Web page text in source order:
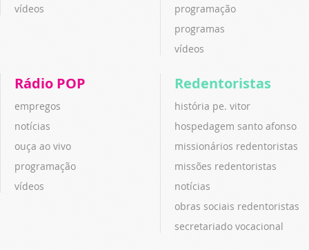
vídeos
programação
programas
vídeos
Rádio POP
empregos
notícias
ouça ao vivo
programação
vídeos
Redentoristas
história pe. vitor
hospedagem santo afonso
missionários redentoristas
missões redentoristas
notícias
obras sociais redentoristas
secretariado vocacional